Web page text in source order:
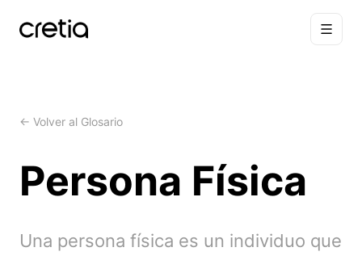
← Volver al Glosario
Persona Física
Una persona física es un individuo que